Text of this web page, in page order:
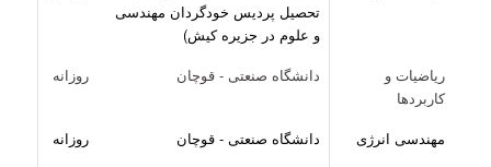
تحصیل پردیس خودگردان مهندسی
و علوم در جزیره کیش)
ریاضیات و
کاربردها
دانشگاه صنعتی - قوچان روزانه
مهندسی انرژی دانشگاه صنعتی - قوچان
روزانه